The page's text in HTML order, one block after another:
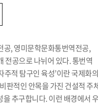
과(~2022)
과(~2022)
번역학과(~2023)
과(~2022)
, 영미문학문화통번역전공,
전공으로 나뉘어 있다. 통번역
주적 탐구인 육성’이란 국제화
판적인 안목을 가진 건설적 주
추구합니다. 이런 배경에서